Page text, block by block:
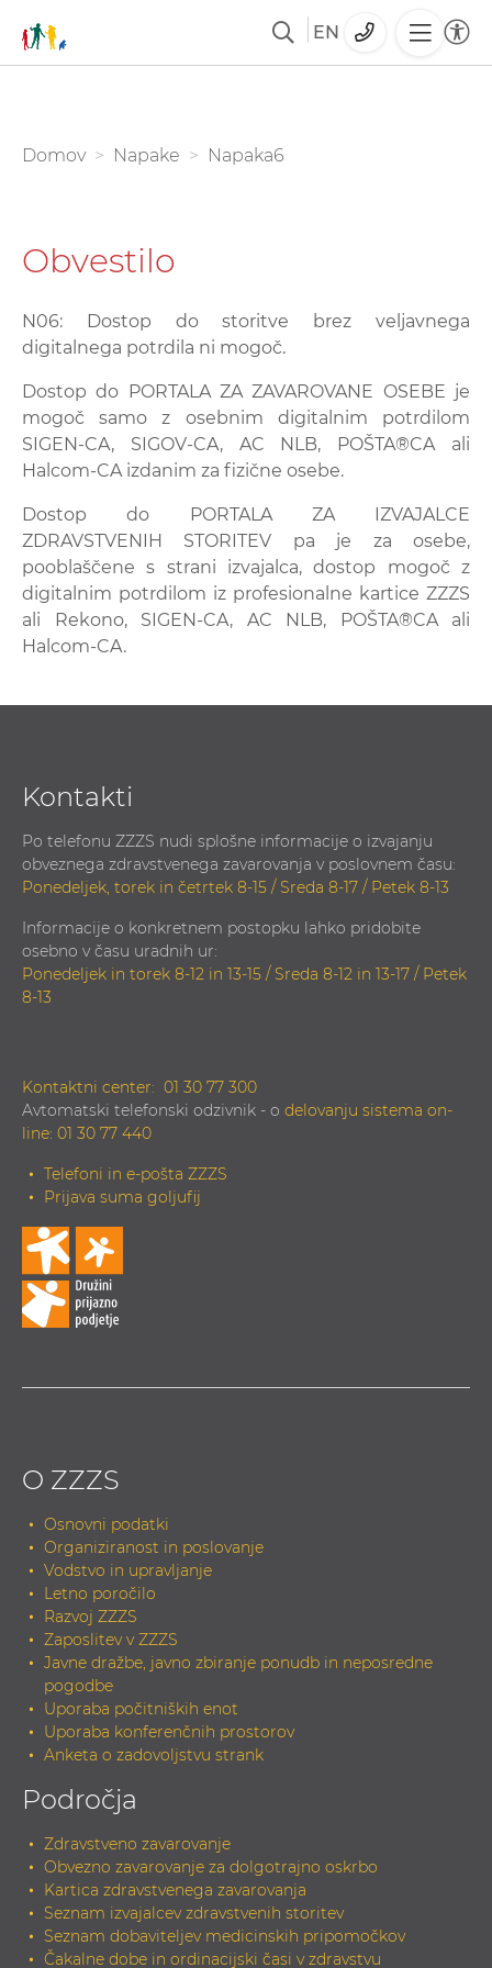
glavno
EN
You are here:
Domov Napake Napaka6
Obvestilo
N06: Dostop do storitve brez veljavnega
digitalnega potrdila ni mogoč.
Dostop do PORTALA ZA ZAVAROVANE OSEBE je
mogoč samo z osebnim digitalnim potrdilom
SIGEN-CA, SIGOV-CA, AC NLB, POŠTA®CA ali
Halcom-CA izdanim za fizične osebe.
Dostop do PORTALA ZA IZVAJALCE
ZDRAVSTVENIH STORITEV pa je za osebe,
pooblaščene s strani izvajalca, dostop mogoč z
digitalnim potrdilom iz profesionalne kartice ZZZS
ali Rekono, SIGEN-CA, AC NLB, POŠTA®CA ali
Halcom-CA.
Kontakti
Po telefonu ZZZS nudi splošne informacije o izvajanju
obveznega zdravstvenega zavarovanja v poslovnem času:
Ponedeljek, torek in četrtek 8-15 / Sreda 8-17 / Petek 8-13
Informacije o konkretnem postopku lahko pridobite
osebno v času uradnih ur:
Ponedeljek in torek 8-12 in 13-15 / Sreda 8-12 in 13-17 / Petek
8-13
Kontaktni center: 01 30 77 300
Avtomatski telefonski odzivnik - o delovanju sistema on-
line: 01 30 77 440
Telefoni in e-pošta ZZZS
Prijava suma goljufij
O ZZZS
Osnovni podatki
Organiziranost in poslovanje
Vodstvo in upravljanje
Letno poročilo
Razvoj ZZZS
Zaposlitev v ZZZS
Javne dražbe, javno zbiranje ponudb in neposredne
pogodbe
Uporaba počitniških enot
Uporaba konferenčnih prostorov
Anketa o zadovoljstvu strank
Področja
Zdravstveno zavarovanje
Obvezno zavarovanje za dolgotrajno oskrbo
Kartica zdravstvenega zavarovanja
Seznam izvajalcev zdravstvenih storitev
Seznam dobaviteljev medicinskih pripomočkov
Čakalne dobe in ordinacijski časi v zdravstvu